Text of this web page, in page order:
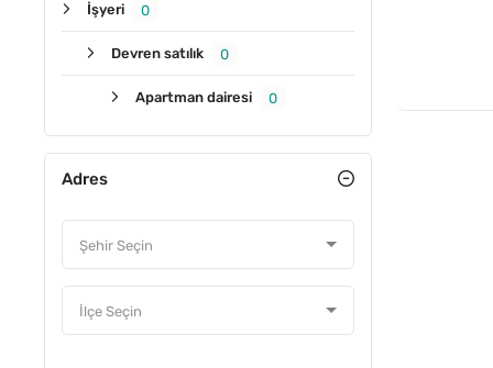
İşyeri 0
Devren satılık 0
Apartman dairesi 0
Adres